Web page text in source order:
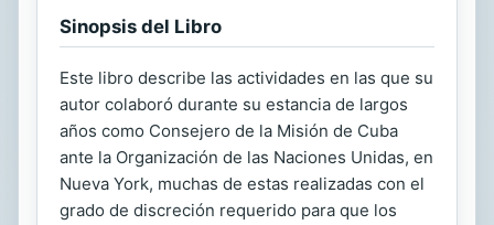
Sinopsis del Libro
Este libro describe las actividades en las que su
autor colaboró durante su estancia de largos
años como Consejero de la Misión de Cuba
ante la Organización de las Naciones Unidas, en
Nueva York, muchas de estas realizadas con el
grado de discreción requerido para que los